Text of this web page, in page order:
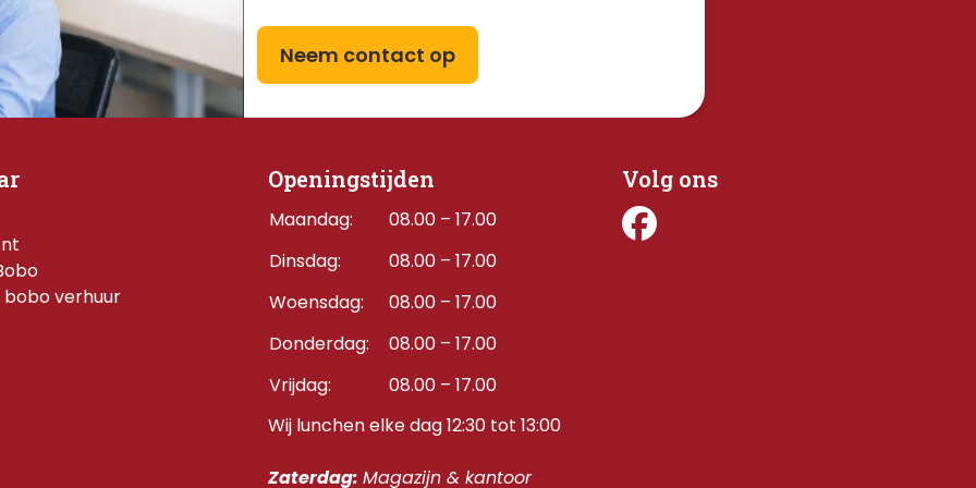
Neem contact op
verhuur
Openingstijden
Maandag:
08.00 – 17.00
Dinsdag:
08.00 – 17.00
Woensdag:
08.00 – 17.00
Donderdag: 08.00 – 17.00
Vrijdag:
08.00 – 17.00
Wij lunchen elke dag 12:30 tot 13:00
Zaterdag: Magazijn & kantoor
Volg ons